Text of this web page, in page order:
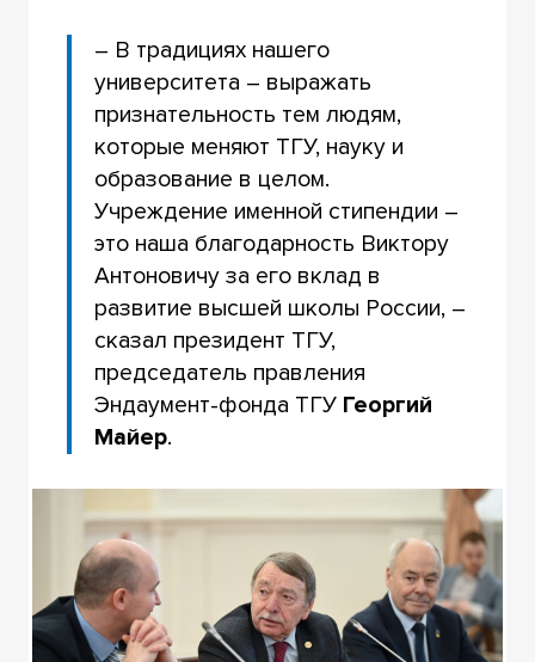
– В традициях нашего
университета – выражать
признательность тем людям,
которые меняют ТГУ, науку и
образование в целом.
Учреждение именной стипендии –
это наша благодарность Виктору
Антоновичу за его вклад в
развитие высшей школы России, –
сказал президент ТГУ,
председатель правления
Эндаумент-фонда ТГУ Георгий
Майер.